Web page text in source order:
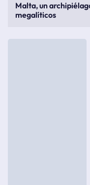
Malta, un
megalíticos